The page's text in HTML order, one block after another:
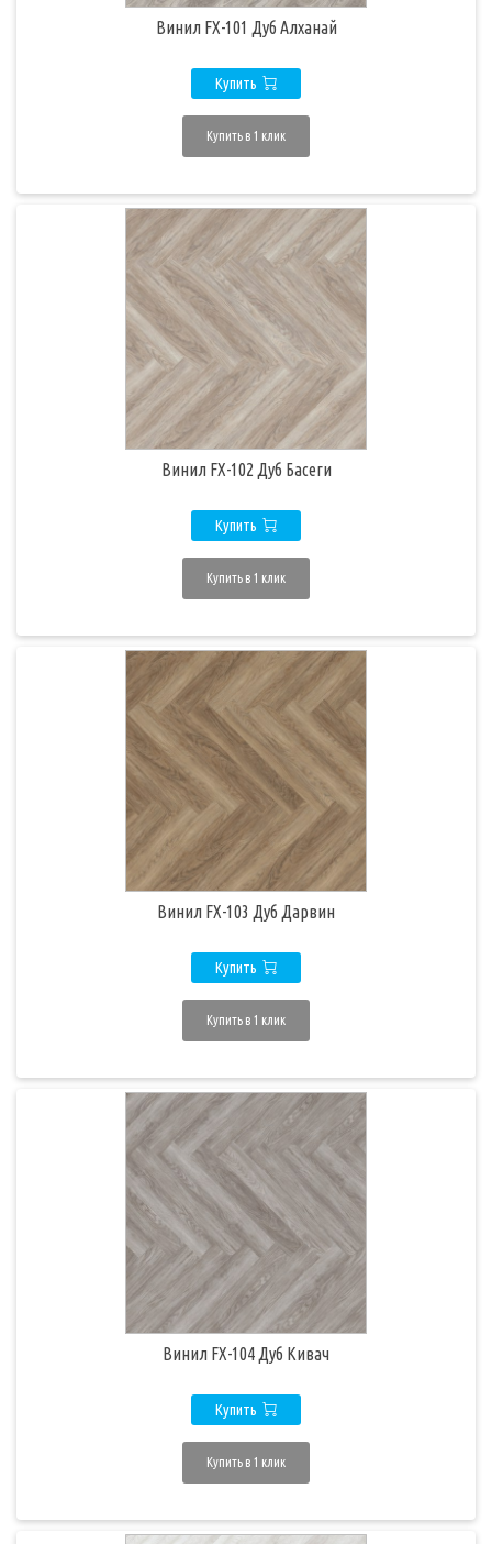
Винил FX-101 Дуб Алханай
Купить
Купить в 1 клик
Винил FX-102 Дуб Басеги
Купить
Купить в 1 клик
Винил FX-103 Дуб Дарвин
Купить
Купить в 1 клик
Винил FX-104 Дуб Кивач
Купить
Купить в 1 клик